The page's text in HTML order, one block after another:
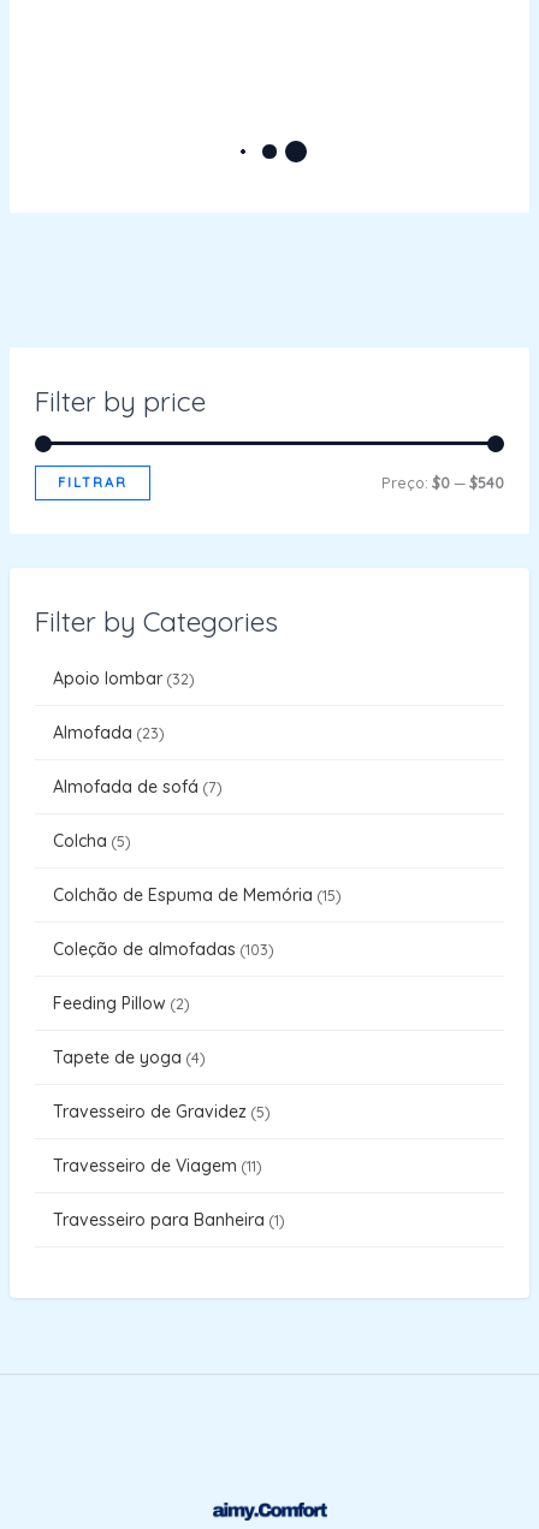
Filter by price
FILTRAR Preço:$0 —$540
Filter by Categories
Apoio lombar 32
Almofada 23
Almofada de sofá 7
Colcha 5
Colchão de Espuma de Memória 15
Coleção de almofadas 103
Feeding Pillow 2
Tapete de yoga 4
Travesseiro de Gravidez 5
Travesseiro de Viagem 11
Travesseiro para Banheira 1